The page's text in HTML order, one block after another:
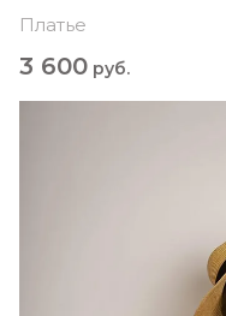
Платье
3 600 руб.